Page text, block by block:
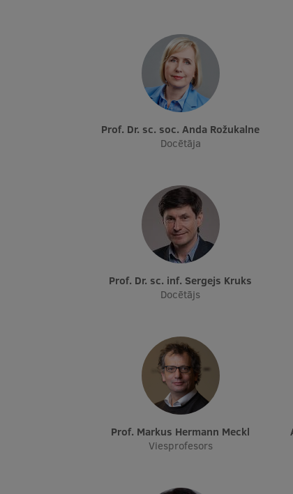
Prof. Dr. sc. soc. Anda Rožukalne
Docētāja
Prof. Dr. sc. inf. Sergejs Kruks
Docētājs
Prof. Markus Hermann Meckl
Viesprofesors